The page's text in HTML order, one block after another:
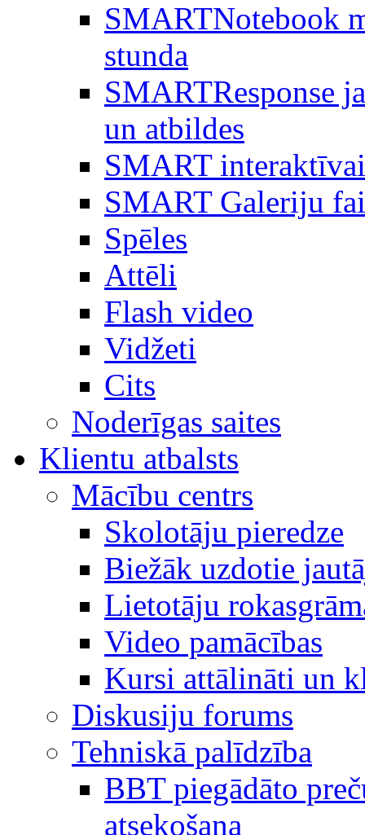
SMARTNotebook
stunda
SMARTResponse
un atbildes
SMART
SMART Galeriju
Spēles
Attēli
Flash video
Vidžeti
Cits
Noderīgas saites
Klientu atbalsts
Mācību centrs
Skolotāju pieredze
Biežāk uzdotie
Lietotāju
Video pamācības
Kursi attālināti un
Diskusiju forums
Tehniskā palīdzība
BBT piegādāto
atsekošana